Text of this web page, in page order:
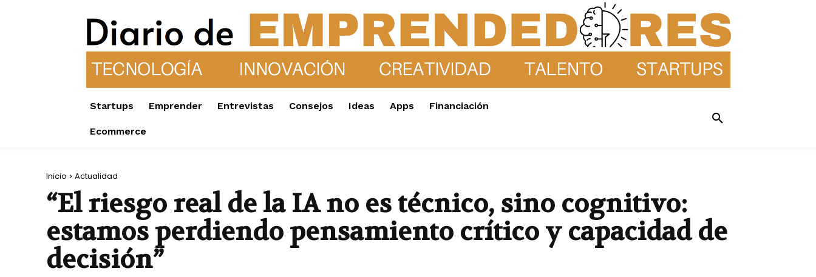
Startups Emprender Entrevistas Consejos Ideas Apps Financiación
Ecommerce
Inicio Actualidad
“El riesgo real de la IA no es técnico, sino cognitivo:
estamos perdiendo pensamiento crítico y capacidad de
decisión”